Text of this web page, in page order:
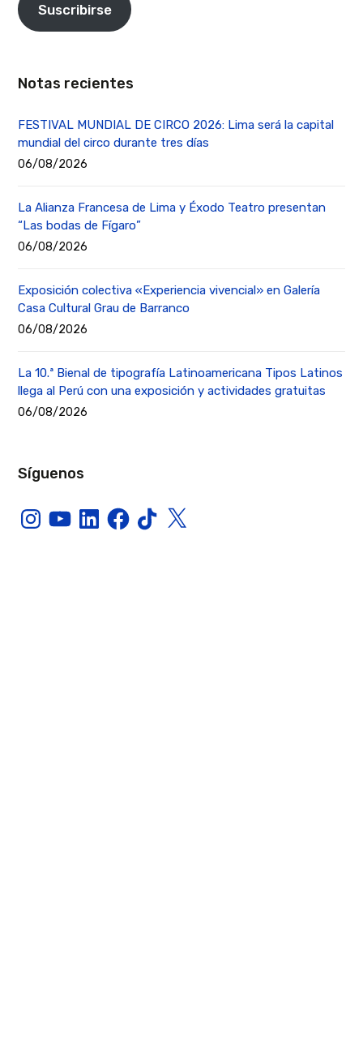
Suscribirse
Notas recientes
FESTIVAL MUNDIAL DE CIRCO 2026: Lima será la capital
mundial del circo durante tres días
06/08/2026
La Alianza Francesa de Lima y Éxodo Teatro presentan
“Las bodas de Fígaro”
06/08/2026
Exposición colectiva «Experiencia vivencial» en Galería
Casa Cultural Grau de Barranco
06/08/2026
La 10.ª Bienal de tipografía Latinoamericana Tipos Latinos
llega al Perú con una exposición y actividades gratuitas
06/08/2026
Síguenos
InstagramYouTubeLinkedInFacebook
TikTokX